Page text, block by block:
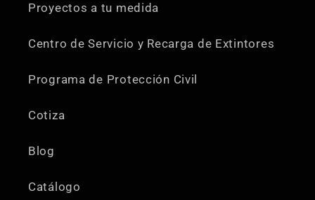
Proyectos a tu medida
Centro de Servicio y Recarga de Extintores
Programa de Protección Civil
Cotiza
Blog
Catálogo